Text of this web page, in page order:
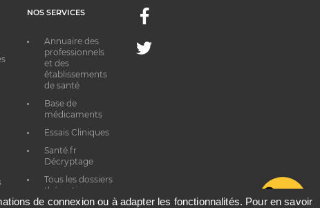
NOS SERVICES
Annuaire des
professionnels
et des
établissements
de santé
Base de
médicaments
Essais Cliniques
Santé.fr
Décryptage
Tous les dossiers
thématiques
Facebook
Twitter
de connexion ou à adapter les fonctionnalités. Pour en savoir